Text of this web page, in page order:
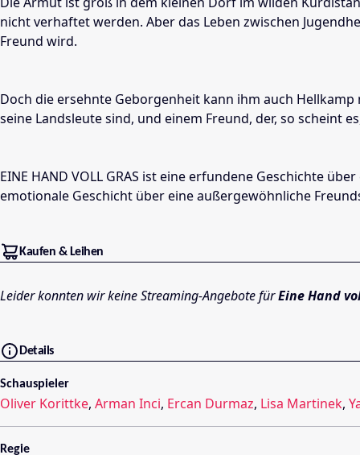
nicht verhaftet werden. Aber das Leben zwischen
Freund wird.
Doch die ersehnte Geborgenheit kann ihm auch
seine Landsleute sind, und einem Freund, der, so scheint
EINE HAND VOLL GRAS ist eine erfundene Geschichte
emotionale Geschicht über eine außergewöhnliche
Kaufen & Leihen
Leider konnten wir keine Streaming-Angebote fürEine Hand
Details
Schauspieler
Oliver Korittke, Arman Inci, Ercan Durmaz, Lisa Martinek,
Regie